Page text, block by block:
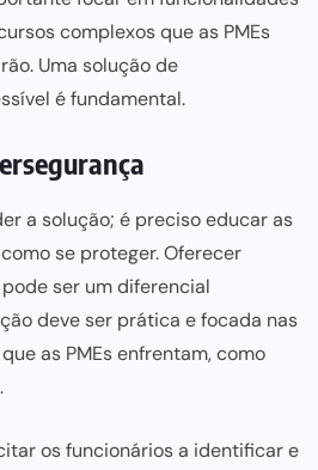
complexos que as PMEs
Uma solução de
é fundamental.
a solução; é preciso educar as
se proteger. Oferecer
pode ser um diferencial
deve ser prática e focada nas
as PMEs enfrentam, como
os funcionários a identificar e